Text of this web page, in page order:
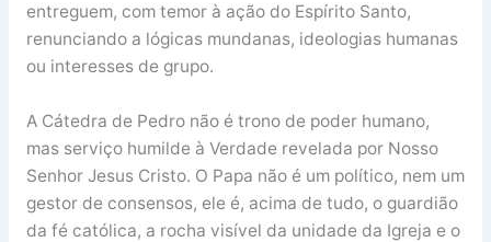
entreguem, com temor à ação do Espírito Santo,
renunciando a lógicas mundanas, ideologias humanas
ou interesses de grupo.
A Cátedra de Pedro não é trono de poder humano,
mas serviço humilde à Verdade revelada por Nosso
Senhor Jesus Cristo. O Papa não é um político, nem um
gestor de consensos, ele é, acima de tudo, o guardião
da fé católica, a rocha visível da unidade da Igreja e o